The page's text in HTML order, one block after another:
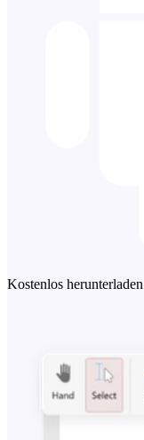
Kostenlos herunterladen